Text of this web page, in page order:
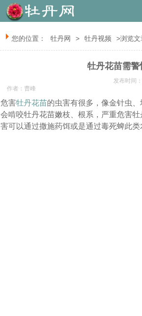
您的位置： 牡丹网 > 牡丹视频 >浏览文
牡丹花苗需
发布时间
作者：曹峰
危害牡丹花苗的虫害有很多，像金针虫
会啃咬牡丹花苗嫩枝、根系，严重危害
害可以通过撒施药饵或是通过毒死蜱此